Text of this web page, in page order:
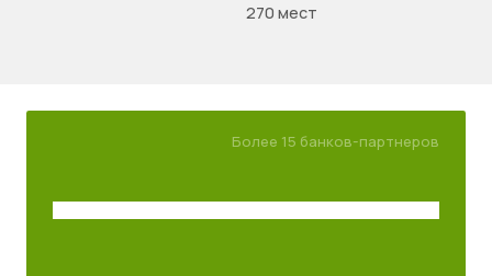
270 мест
Более 15 банков-партнеров